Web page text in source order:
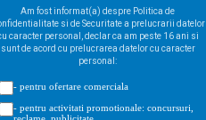
Am fost informat(a) despre Politica de
si de Securitate a prelucrarii datelor
caracter personal, declar ca am peste 16 ani si
sunt de acord cu prelucrarea datelor cu caracter
personal:
- pentru ofertare comerciala
- pentru activitati promotionale: concursuri,